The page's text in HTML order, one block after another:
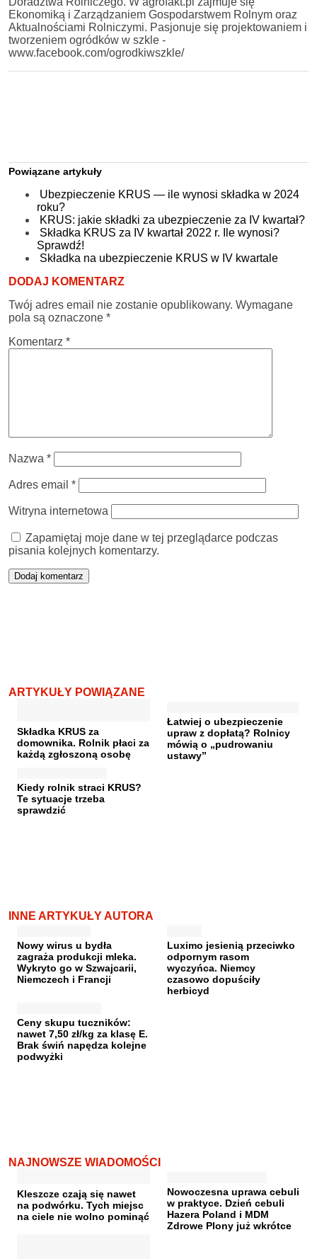
Ekonomiką i Zarządzaniem Gospodarstwem Rolnym oraz
Aktualnościami Rolniczymi. Pasjonuje się projektowaniem i
tworzeniem ogródków w szkle -
www.facebook.com/ogrodkiwszkle/
Powiązane artykuły
Ubezpieczenie KRUS — ile wynosi składka w 2024
roku?
KRUS: jakie składki za ubezpieczenie za IV kwartał?
Składka KRUS za IV kwartał 2022 r. Ile wynosi?
Sprawdź!
Składka na ubezpieczenie KRUS w IV kwartale
DODAJ KOMENTARZ
Twój adres email nie zostanie opublikowany. Wymagane
pola są oznaczone *
Komentarz *
Nazwa *
Adres email *
Witryna internetowa
Zapamiętaj moje dane w tej przeglądarce podczas
pisania kolejnych komentarzy.
ARTYKUŁY POWIĄZANE
Składka KRUS za
domownika. Rolnik płaci za
każdą zgłoszoną osobę
Łatwiej o ubezpieczenie
upraw z dopłatą? Rolnicy
mówią o „pudrowaniu
ustawy”
Kiedy rolnik straci KRUS?
Te sytuacje trzeba
sprawdzić
INNE ARTYKUŁY AUTORA
Nowy wirus u bydła
zagraża produkcji mleka.
Wykryto go w Szwajcarii,
Niemczech i Francji
Luximo jesienią przeciwko
odpornym rasom
wyczyńca. Niemcy
czasowo dopuściły
herbicyd
Ceny skupu tuczników:
nawet 7,50 zł/kg za klasę E.
Brak świń napędza kolejne
podwyżki
NAJNOWSZE WIADOMOŚCI
Kleszcze czają się nawet
na podwórku. Tych miejsc
na ciele nie wolno pominąć
Nowoczesna uprawa cebuli
w praktyce. Dzień cebuli
Hazera Poland i MDM
Zdrowe Plony już wkrótce